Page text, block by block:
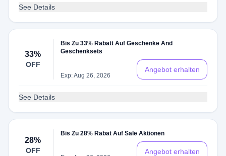
See Details
33%
OFF
Bis Zu 33% Rabatt Auf Geschenke And
Geschenksets
Exp: Aug 26, 2026
Angebot erhalten
See Details
28%
OFF
Bis Zu 28% Rabat Auf Sale Aktionen
Angebot erhalten